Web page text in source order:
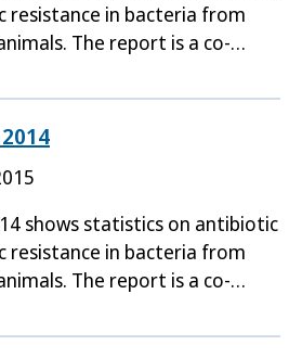
resistance in bacteria from
The report is a co-
shows statistics on antibiotic
resistance in bacteria from
The report is a co-